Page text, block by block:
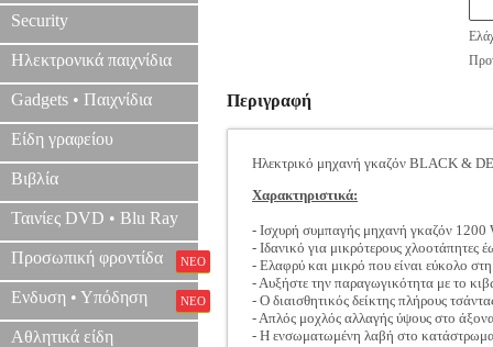
Security
Ηλεκτρονικά παιχνίδια
Gadgets • Παιχνίδια
Είδη γραφείου
Βιβλία
Ταινίες DVD • Blu Ray
Προσωπική φροντίδα ΝΕΟ
Ενδυση • Υπόδηση ΝΕΟ
Αθλητικά είδη
Περιγραφή
Ηλεκτρικό μηχανή γκαζόν BLACK &
Χαρακτηριστικά:
- Ισχυρή συμπαγής μηχανή γκαζόν
- Ιδανικό για μικρότερους χλοοτάπητες
- Ελαφρύ και μικρό που είναι εύκολο
- Αυξήστε την παραγωγικότητα με το
- Ο διαισθητικός δείκτης πλήρους
- Απλός μοχλός αλλαγής ύψους στο
- Η ενσωματωμένη λαβή στο